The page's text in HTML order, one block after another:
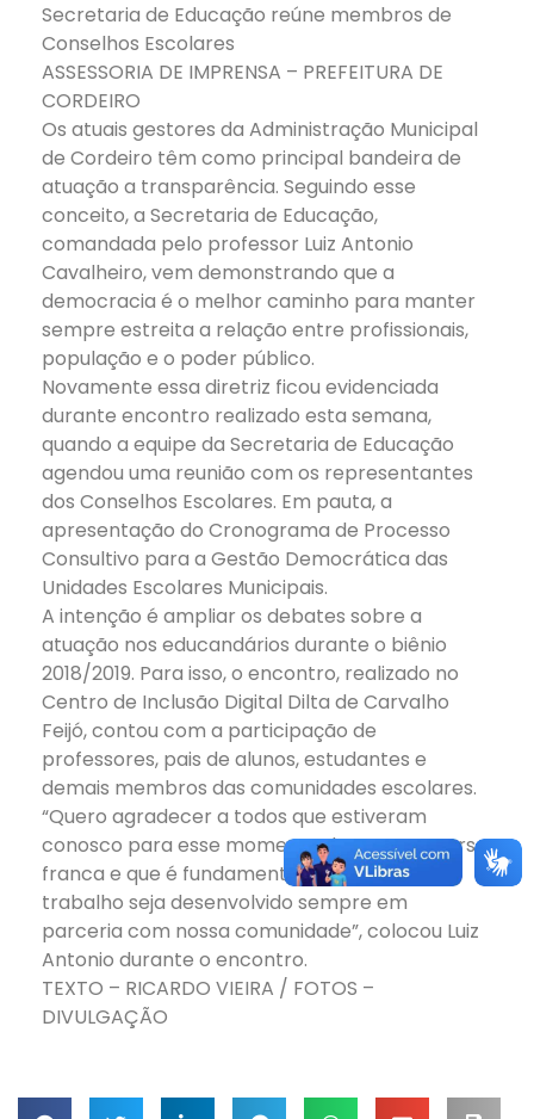
Secretaria de Educação reúne membros de
Conselhos Escolares
ASSESSORIA DE IMPRENSA – PREFEITURA DE
CORDEIRO
Os atuais gestores da Administração Municipal
de Cordeiro têm como principal bandeira de
atuação a transparência. Seguindo esse
conceito, a Secretaria de Educação,
comandada pelo professor Luiz Antonio
Cavalheiro, vem demonstrando que a
democracia é o melhor caminho para manter
sempre estreita a relação entre profissionais,
população e o poder público.
Novamente essa diretriz ficou evidenciada
durante encontro realizado esta semana,
quando a equipe da Secretaria de Educação
agendou uma reunião com os representantes
dos Conselhos Escolares. Em pauta, a
apresentação do Cronograma de Processo
Consultivo para a Gestão Democrática das
Unidades Escolares Municipais.
A intenção é ampliar os debates sobre a
atuação nos educandários durante o biênio
2018/2019. Para isso, o encontro, realizado no
Centro de Inclusão Digital Dilta de Carvalho
Feijó, contou com a participação de
professores, pais de alunos, estudantes e
demais membros das comunidades escolares.
“Quero agradecer a todos que estiveram
conosco para esse momento de uma conversa
franca e que é fundamental para que o
trabalho seja desenvolvido sempre em
parceria com nossa comunidade”, colocou Luiz
Antonio durante o encontro.
TEXTO – RICARDO VIEIRA / FOTOS –
DIVULGAÇÃO